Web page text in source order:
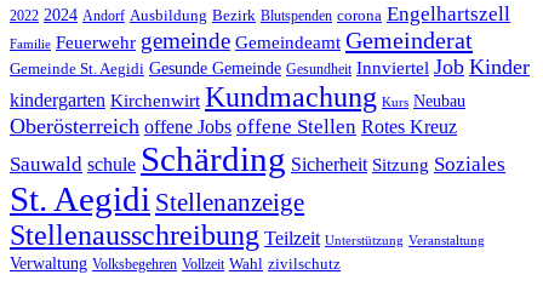
2022 2024 Andorf Ausbildung Bezirk Blutspenden corona Engelhartszell
Familie Feuerwehr gemeinde Gemeindeamt Gemeinderat
Gemeinde St. Aegidi Gesunde Gemeinde Gesundheit Innviertel Job Kinder
kindergarten Kirchenwirt Kundmachung Kurs Neubau
Oberösterreich offene Jobs offene Stellen Rotes Kreuz
Sauwald schule Schärding Sicherheit Sitzung Soziales
St. Aegidi Stellenanzeige
Stellenausschreibung Teilzeit Unterstützung Veranstaltung
Verwaltung Volksbegehren Vollzeit Wahl zivilschutz